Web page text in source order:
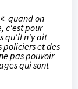
quand on
c'est pour
qu'il n'y ait
policiers et des
pas pouvoir
qui sont